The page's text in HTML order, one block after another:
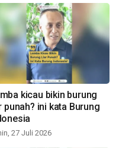
kicau bikin burung
punah? ini kata Burung
27 Juli 2026